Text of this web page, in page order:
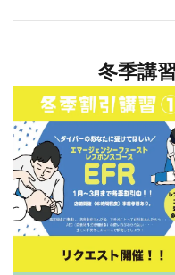
冬季講